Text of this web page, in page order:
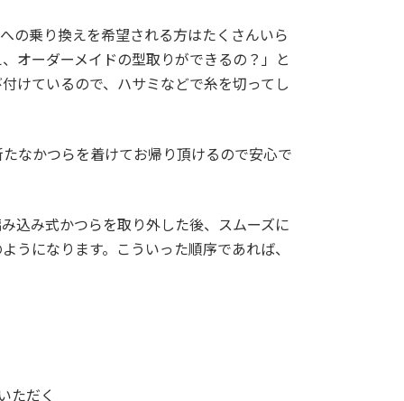
の乗り換えを希望される方はたくさんいら
オーダーメイドの型取りができるの？」と
けているので、ハサミなどで糸を切ってし
なかつらを着けてお帰り頂けるので安心で
込み式かつらを取り外した後、スムーズに
うになります。こういった順序であれば、
ただく